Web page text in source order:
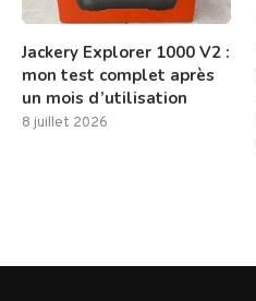
Jackery Explorer 1000 V2 :
mon test complet après
un mois d’utilisation
8 juillet 2026